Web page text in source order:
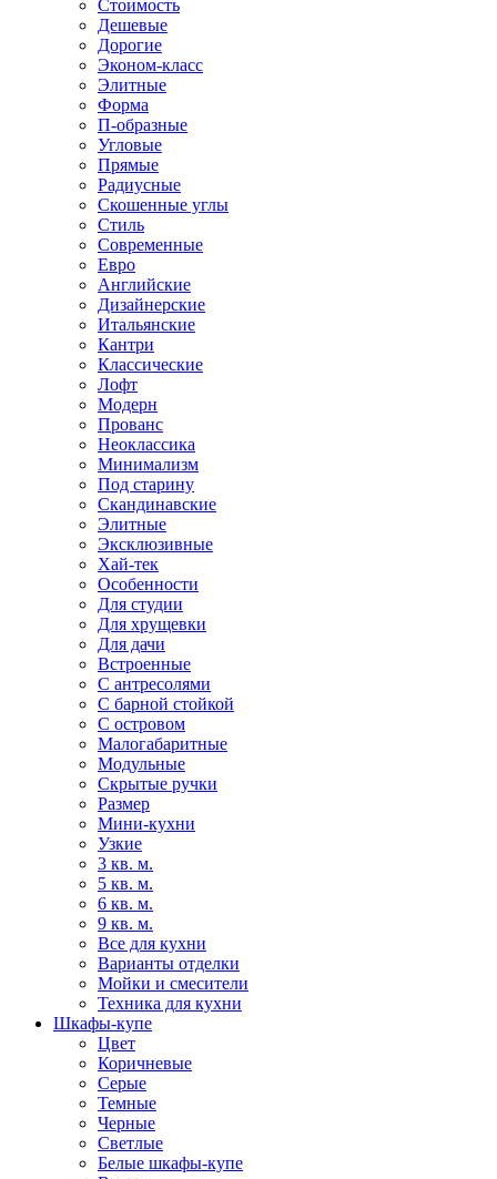
Стоимость
Дешевые
Дорогие
Эконом-класс
Элитные
Форма
П-образные
Угловые
Прямые
Радиусные
Скошенные углы
Стиль
Современные
Евро
Английские
Дизайнерские
Итальянские
Кантри
Классические
Лофт
Модерн
Прованс
Неоклассика
Минимализм
Под старину
Скандинавские
Элитные
Эксклюзивные
Хай-тек
Особенности
Для студии
Для хрущевки
Для дачи
Встроенные
С антресолями
С барной стойкой
С островом
Малогабаритные
Модульные
Скрытые ручки
Размер
Мини-кухни
Узкие
3 кв. м.
5 кв. м.
6 кв. м.
9 кв. м.
Все для кухни
Варианты отделки
Мойки и смесители
Техника для кухни
Шкафы-купе
Цвет
Коричневые
Серые
Темные
Черные
Светлые
Белые шкафы-купе